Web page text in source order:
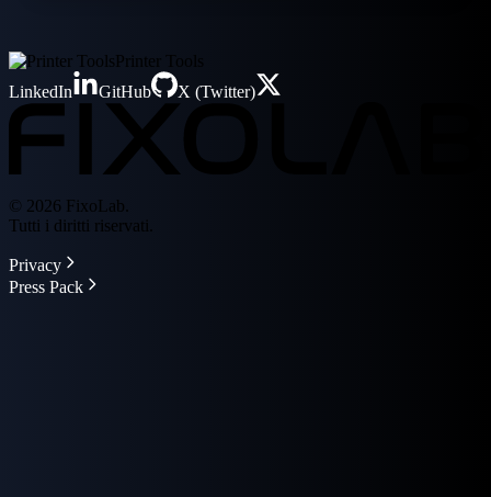
Printer Tools
LinkedIn
GitHub X (Twitter)
© 2026 FixoLab.
Tutti i diritti riservati.
Privacy
Press Pack